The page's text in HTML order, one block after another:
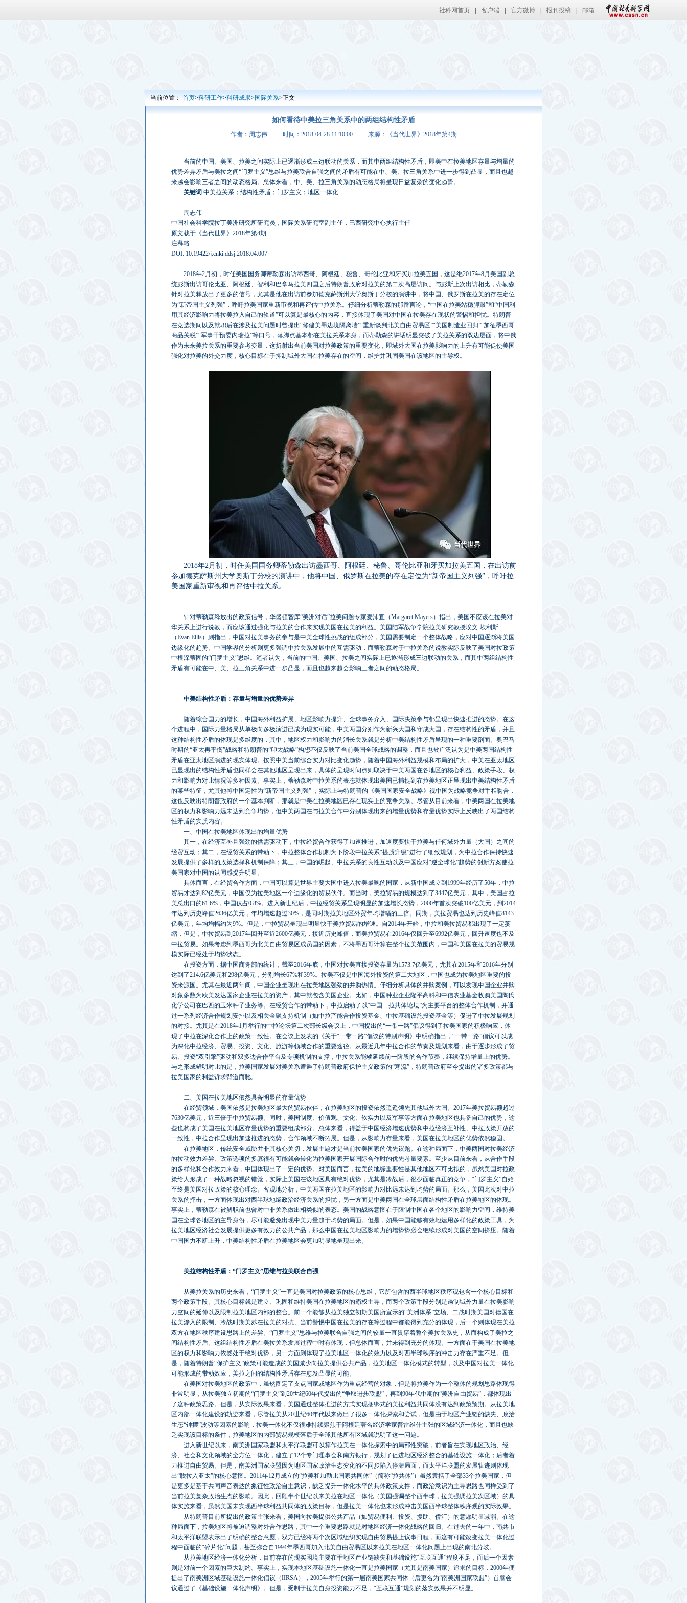
社科网首页 客户端 官方微博 报刊投稿 邮箱
当前位置： 首页>科研工作>科研成果> 国际关系>正文
如何看待中美拉三角关系中的两组结构性矛盾
作者：周志伟 时间：2018-04-28 11:10:00 来源：《当代世界》2018年第4期
当前的中国、美国、拉美之间实际上已逐渐形成三边联动的关系，而其中两组结构性矛盾，即美中在拉美地区存量与增量的
优势差异矛盾与美拉之间“门罗主义”思维与拉美联合自强之间的矛盾有可能在中、美、拉三角关系中进一步得到凸显，而且也越
来越会影响三者之间的动态格局。总体来看，中、美、拉三角关系的动态格局将呈现日益复杂的变化趋势。
关键词 中美拉关系；结构性矛盾；门罗主义；地区一体化
周志伟
中国社会科学院拉丁美洲研究所研究员，国际关系研究室副主任，巴西研究中心执行主任
原文载于《当代世界》2018年第4期
注释略
DOI: 10.19422/j.cnki.ddsj.2018.04.007
2018年2月初，时任美国国务卿蒂勒森出访墨西哥、阿根廷、秘鲁、哥伦比亚和牙买加拉美五国，这是继2017年8月美国副总
统彭斯出访哥伦比亚、阿根廷、智利和巴拿马拉美四国之后特朗普政府对拉美的第二次高层访问。与彭斯上次出访相比，蒂勒森
针对拉美释放出了更多的信号，尤其是他在出访前参加德克萨斯州大学奥斯丁分校的演讲中，将中国、俄罗斯在拉美的存在定位
为“新帝国主义列强”，呼吁拉美国家重新审视和再评估中拉关系。仔细分析蒂勒森的那番言论，“中国在拉美站稳脚跟”和“中国利
用其经济影响力将拉美拉入自己的轨道”可以算是最核心的内容，直接体现了美国对中国在拉美存在现状的警惕和担忧。特朗普
在竞选期间以及就职后在涉及拉美问题时曾提出“修建美墨边境隔离墙”“重新谈判北美自由贸易区”“美国制造业回归”“加征墨西哥
商品关税”“军事干预委内瑞拉”等口号，落脚点基本都在美拉关系本身，而蒂勒森的讲话明显突破了美拉关系的双边层面，将中俄
作为未来美拉关系的重要参考变量，这折射出当前美国对拉美政策的重要变化，即域外大国在拉美影响力的上升有可能促使美国
强化对拉美的外交力度，核心目标在于抑制域外大国在拉美存在的空间，维护并巩固美国在该地区的主导权。
2018年2月初，时任美国国务卿蒂勒森出访墨西哥、阿根廷、秘鲁、哥伦比亚和牙买加拉美五国，在出访前
参加德克萨斯州大学奥斯丁分校的演讲中，他将中国、俄罗斯在拉美的存在定位为“新帝国主义列强”，呼吁拉
美国家重新审视和再评估中拉关系。
针对蒂勒森释放出的政策信号，华盛顿智库“美洲对话”拉美问题专家麦沛宜（Margaret Mayers）指出，美国不应该在拉美对
华关系上进行说教，而应该通过强化与拉美的合作来实现美国在拉美的利益。美国陆军战争学院拉美研究教授埃文·埃利斯
（Evan Ellis）则指出，中国对拉美事务的参与是中美全球性挑战的组成部分，美国需要制定一个整体战略，应对中国逐渐将美国
边缘化的趋势。中国学界的分析则更多强调中拉关系发展中的互需驱动，而蒂勒森对于中拉关系的说教实际反映了美国对拉政策
中根深蒂固的“门罗主义”思维。笔者认为，当前的中国、美国、拉美之间实际上已逐渐形成三边联动的关系，而其中两组结构性
矛盾有可能在中、美、拉三角关系中进一步凸显，而且也越来越会影响三者之间的动态格局。
中美结构性矛盾：存量与增量的优势差异
随着综合国力的增长，中国海外利益扩展、地区影响力提升、全球事务介入、国际决策参与都呈现出快速推进的态势。在这
个进程中，国际力量格局从单极向多极演进已成为现实可能，中美两国分别作为新兴大国和守成大国，存在结构性的矛盾，并且
这种结构性矛盾的体现是多维度的，其中，地区权力和影响力的消长关系就是分析中美结构性矛盾呈现的一种重要剖面。奥巴马
时期的“亚太再平衡”战略和特朗普的“印太战略”构想不仅反映了当前美国全球战略的调整，而且也被广泛认为是中美两国结构性
矛盾在亚太地区演进的现实体现。按照中美当前综合实力对比变化趋势，随着中国海外利益规模和布局的扩大，中美在亚太地区
已显现出的结构性矛盾也同样会在其他地区呈现出来，具体的呈现时间点则取决于中美两国在各地区的核心利益、政策手段、权
力和影响力对比情况等多种因素。事实上，蒂勒森对中拉关系的表态就体现出美国已捕捉到在拉美地区正呈现出中美结构性矛盾
的某些特征，尤其他将中国定性为“新帝国主义列强” ，实际上与特朗普的《美国国家安全战略》视中国为战略竞争对手相吻合，
这也反映出特朗普政府的一个基本判断，那就是中美在拉美地区已存在现实上的竞争关系。尽管从目前来看，中美两国在拉美地
区的权力和影响力远未达到竞争均势，但中美两国在与拉美合作中分别体现出来的增量优势和存量优势实际上反映出了两国结构
性矛盾的实质内容。
一、中国在拉美地区体现出的增量优势
其一，在经济互补且强劲的供需驱动下，中拉经贸合作获得了加速推进，加速度要快于拉美与任何域外力量（大国）之间的
经贸互动；其二，在经贸关系的带动下，中拉整体合作机制为下阶段中拉关系“提质升级”进行了细致规划，为中拉合作保持快速
发展提供了多样的政策选择和机制保障；其三，中国的崛起、中拉关系的良性互动以及中国应对“逆全球化”趋势的创新方案使拉
美国家对中国的认同感提升明显。
具体而言，在经贸合作方面，中国可以算是世界主要大国中进入拉美最晚的国家，从新中国成立到1999年经历了50年，中拉
贸易才达到82亿美元，中国仅为拉美地区一个边缘化的贸易伙伴。而当时，美拉贸易的规模达到了3447亿美元，其中，美国占拉
美总出口的61.6%，中国仅占0.8%。进入新世纪后，中拉经贸关系呈现明显的加速增长态势，2000年首次突破100亿美元，到2014
年达到历史峰值2636亿美元，年均增速超过30%，是同时期拉美地区外贸年均增幅的三倍。同期，美拉贸易也达到历史峰值8143
亿美元，年均增幅约为9%。但是，中拉贸易呈现出明显快于美拉贸易的增速。自2014年开始，中拉和美拉贸易都出现了一定萎
缩，但是，中拉贸易到2017年回升至近2600亿美元，接近历史峰值，而美拉贸易在2016年仅回升至6992亿美元，回升速度也不及
中拉贸易。如果考虑到墨西哥为北美自由贸易区成员国的因素，不将墨西哥计算在整个拉美范围内，中国和美国在拉美的贸易规
模实际已经处于均势状态。
在投资方面，据中国商务部的统计，截至2016年底，中国对拉美直接投资存量为1573.7亿美元，尤其在2015年和2016年分别
达到了214.6亿美元和298亿美元，分别增长67%和39%。拉美不仅是中国海外投资的第二大地区，中国也成为拉美地区重要的投
资来源国。尤其在最近两年间，中国企业呈现出在拉美地区强劲的并购热情。仔细分析具体的并购案例，可以发现中国企业并购
对象多数为欧美发达国家企业在拉美的资产，其中就包含美国企业。比如，中国种业企业隆平高科和中信农业基金收购美国陶氏
化学公司在巴西的玉米种子业务等。在经贸合作的带动下，中拉启动了以“中国—拉共体论坛”为主要平台的整体合作机制，并通
过一系列经济合作规划安排以及相关金融支持机制（如中拉产能合作投资基金、中拉基础设施投资基金等）促进了中拉发展规划
的对接。尤其是在2018年1月举行的中拉论坛第二次部长级会议上，中国提出的“一带一路”倡议得到了拉美国家的积极响应，体
现了中拉在深化合作上的政策一致性。在会议上发表的《关于“一带一路”倡议的特别声明》中明确指出，“一带一路”倡议可以成
为深化中拉经济、贸易、投资、文化、旅游等领域合作的重要途径。从最近几年中拉合作的节奏及规划来看，由于逐步形成了贸
易、投资“双引擎”驱动和双多边合作平台及专项机制的支撑，中拉关系能够延续前一阶段的合作节奏，继续保持增量上的优势。
与之形成鲜明对比的是，拉美国家发展对美关系遭遇了特朗普政府保护主义政策的“寒流”，特朗普政府至今提出的诸多政策都与
拉美国家的利益诉求背道而驰。
二、美国在拉美地区依然具备明显的存量优势
在经贸领域，美国依然是拉美地区最大的贸易伙伴，在拉美地区的投资依然遥遥领先其他域外大国。2017年美拉贸易额超过
7630亿美元，近三倍于中拉贸易额。同时，美国制度、价值观、文化、软实力以及军事等方面在拉美地区也具备自己的优势，这
些也构成了美国在拉美地区存量优势的重要组成部分。总体来看，得益于中国经济增速优势和中拉经济互补性、中拉政策开放的
一致性，中拉合作呈现出加速推进的态势，合作领域不断拓展。但是，从影响力存量来看，美国在拉美地区的优势依然稳固。
在拉美地区，传统安全威胁并非其核心关切，发展主题才是当前拉美国家的优先议题。在这种局面下，中美两国对拉美经济
的拉动效力差异、政策选项的多寡很有可能就会转化为拉美国家开展国际合作时的优先考量要素。至少从目前来看，从合作手段
的多样化和合作效力来看，中国体现出了一定的优势。对美国而言，拉美的地缘重要性是其他地区不可比拟的，虽然美国对拉政
策给人形成了一种战略忽视的错觉，实际上美国在该地区具有绝对优势，尤其是冷战后，很少面临真正的竞争，“门罗主义”自始
至终是美国对拉政策的核心理念。客观地分析，中美两国在拉美地区的影响力对比远未达到均势的局面。那么，美国此次对中拉
关系的抨击，一方面体现出对西半球地缘政治经济关系的担忧，另一方面是中美两国在全球层面结构性矛盾在拉美地区的体现。
事实上，蒂勒森在被解职前也曾对中非关系做出相类似的表态。美国的战略意图在于限制中国在各个地区的影响力空间，维持美
国在全球各地区的主导身份，尽可能避免出现中美力量趋于均势的局面。但是，如果中国能够有效地运用多样化的政策工具，为
拉美地区经济社会发展提供更多有效力的公共产品，那么中国在拉美地区影响力的增势势必会继续形成对美国的空间挤压。随着
中国国力不断上升，中美结构性矛盾在拉美地区会更加明显地呈现出来。
美拉结构性矛盾：“门罗主义”思维与拉美联合自强
从美拉关系的历史来看，“门罗主义”一直是美国对拉美政策的核心思维，它所包含的西半球地区秩序观包含一个核心目标和
两个政策手段。其核心目标就是建立、巩固和维持美国在拉美地区的霸权主导，而两个政策手段分别是遏制域外力量在拉美影响
力空间的延伸以及限制拉美地区内部的整合。前一个能够从拉美独立初期美国所宣示的“美洲体系”立场、二战时期美国对德国在
拉美渗入的限制、冷战时期美苏在拉美的对抗、当前警惕中国在拉美的存在等过程中都能得到充分的体现，后一个则体现在美拉
双方在地区秩序建设思路上的差异。“门罗主义”思维与拉美联合自强之间的较量一直贯穿着整个美拉关系史，从而构成了美拉之
间结构性矛盾。这组结构性矛盾在美拉关系发展过程中时有体现，但总体而言，并未得到充分的体现。一方面在于美国在拉美地
区的权力和影响力依然处于绝对优势，另一方面则体现了拉美地区一体化的效力以及对西半球秩序的冲击力存在严重不足。但
是，随着特朗普“保护主义”政策可能造成的美国减少向拉美提供公共产品，拉美地区一体化模式的转型，以及中国对拉美一体化
可能形成的带动效应，美拉之间的结构性矛盾存在愈发凸显的可能。
在美国对拉美地区的政策中，虽然圈定了支点国家或地区作为重点经营的对象，但是将拉美作为一个整体的规划思路体现得
非常明显，从拉美独立初期的“门罗主义”到20世纪60年代提出的“争取进步联盟”，再到90年代中期的“美洲自由贸易”，都体现出
了这种政策思路。但是，从实际效果来看，美国通过整体推进的方式实现捆绑式的美拉利益共同体没有达到政策预期。从拉美地
区内部一体化建设的轨迹来看，尽管拉美从20世纪60年代以来做出了很多一体化探索和尝试，但是由于地区产业链的缺失、政治
生态“钟摆”波动等因素的影响，拉美一体化不仅很难持续聚焦于阿根廷著名经济学家普雷维什主张的区域经济一体化，而且也缺
乏实现该目标的条件，拉美地区的内部贸易规模落后于全球其他所有区域就说明了这一问题。
进入新世纪以来，南美洲国家联盟和太平洋联盟可以算作拉美在一体化探索中的局部性突破，前者旨在实现地区政治、经
济、社会和文化领域的全方位一体化，建立了12个专门理事会和南方银行，规划了促进地区经济整合的基础设施一体化；后者着
力推进自由贸易。但是，南美洲国家联盟因为地区国家政治生态变化的不同步陷入停滞局面，而太平洋联盟的发展轨迹则体现
出“脱拉入亚太”的核心意图。2011年12月成立的“拉美和加勒比国家共同体”（简称“拉共体”）虽然囊括了全部33个拉美国家，但
是更多是基于共同声音表达的象征性政治自主意识，缺乏提升一体化水平的具体政策支撑，而政治意识为主导思路也同样受到了
当前拉美复杂政治生态的影响。因此，回顾半个世纪以来美拉在地区一体化（美国强调整个西半球，拉美强调拉美次区域）的具
体实施来看，虽然美国未实现西半球利益共同体的政策目标，但是拉美一体化也未形成冲击美国西半球整体秩序观的实际效果。
从特朗普目前所提出的政策主张来看，美国向拉美提供公共产品（如贸易便利、投资、援助、侨汇）的意愿明显减弱。在这
种局面下，拉美地区将被迫调整对外合作思路，其中一个重要思路就是对地区经济一体化战略的回归。在过去的一年中，南共市
和太平洋联盟表示出了明确的整合意愿，双方已经将两个次区域组织实现自由贸易提上议事日程，而这有可能改变拉美一体化过
程中面临的“碎片化”问题，甚至弥合自1994年墨西哥加入北美自由贸易区以来拉美在地区一体化问题上出现的南北分歧。
从拉美地区经济一体化分析，目前存在的现实困境主要在于地区产业链缺失和基础设施“互联互通”程度不足，而后一个因素
则是对前一个因素的巨大制约。事实上，实现本地区基础设施一体化一直是拉美国家（尤其是南美国家）追求的目标，2000年便
提出了南美洲区域基础设施一体化倡议（IIRSA），2005年举行的第一届南美国家共同体（后更名为“南美洲国家联盟”）首脑会
议通过了《基础设施一体化声明》。但是，受制于拉美自身投资能力不足，“互联互通”规划的落实效果并不明显。